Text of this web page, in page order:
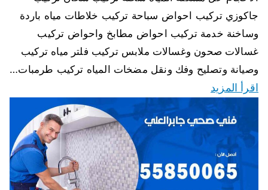
جاكوزي تركيب احواض سباحة تركيب خلاطات مياه باردة
وساخنة خدمة تركيب احواض مطابخ واحواض تركيب
غسالات صحون وغسالات ملابس تركيب فلتر مياه تركيب
وصيانة وتصليح وفك ونقل مضخات المياه تركيب طرمبات…
اقرأ المزيد